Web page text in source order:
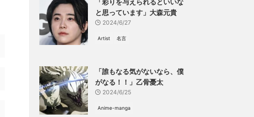
「彩りを与えられるといいな
と思っています」大森元貴
2024/6/27
Artist 名言
「誰もなる気がないなら、僕
がなる！！」乙骨憂太
2024/6/25
Anime-manga